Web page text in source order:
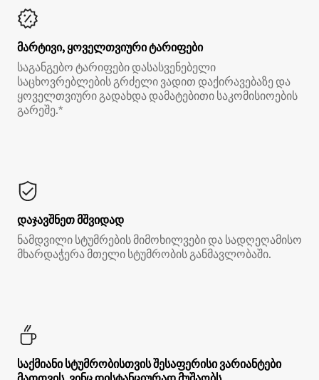
მარტივი, ყოველთვიური ტარიფები
საგანგებო ტარიფები დასასვენებელი
საცხოვრებლების გრძელი ვადით დაქირავებაზე და
ყოველთვიური გადახდა დამატებითი საკომისიოების
გარეშე.*
დაჯავშნეთ მშვიდად
ნამდვილი სტუმრების მიმოხილვები და სადღეღამისო
მხარდაჭერა მთელი სტუმრობის განმავლობაში.
საქმიანი სტუმრობისთვის შესაფერისი ვარიანტები